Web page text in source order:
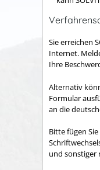
Sie erreichen
Internet.
Ihre
Alternativ
Formular
an die
Bitte fügen
und sonstiger